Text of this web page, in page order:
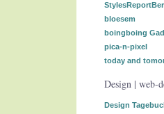
bloesem
boingboing
pica-n-pixel
today and
Design | web-
Design